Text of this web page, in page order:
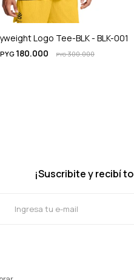
Logo Tee-BLK - BLK-001
PYG 180.000 PYG300.000
¡Suscribite y recibí